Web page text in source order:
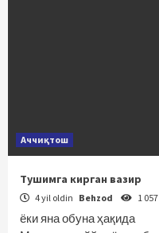
Аччиқтош
Тушимга кирган вазир
4 yil oldin Behzod 1 057
ёки яна обуна ҳақида